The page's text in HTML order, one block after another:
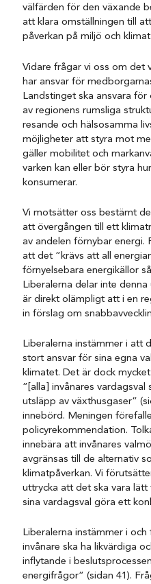
välfärden för den växande
att klara omställningen till
påverkan på miljö och
Vidare frågar vi oss om det
har ansvar för
Landstinget ska ansvara
av regionens rumsliga
resande och hälsosamma
möjligheter att styra mot
gäller mobilitet och
varken kan eller bör styra
konsumerar.
Vi motsätter oss bestämt
att övergången till ett
av andelen förnybar energi.
att det ”krävs att all
förnyelsebara energikällor
Liberalerna delar inte
är direkt olämpligt att i en
in förslag om
Liberalerna instämmer i att
stort ansvar för sina egna
klimatet. Det är dock
”[alla] invånares vardagsval
utsläpp av växthusgaser”
innebörd. Meningen
policyrekommendation.
innebära att invånares
avgränsas till de alternativ
klimatpåverkan. Vi
uttrycka att det ska vara
sina vardagsval göra ett
Liberalerna instämmer i
invånare ska ha likvärdiga
inflytande i
energifrågor” (sidan 41).